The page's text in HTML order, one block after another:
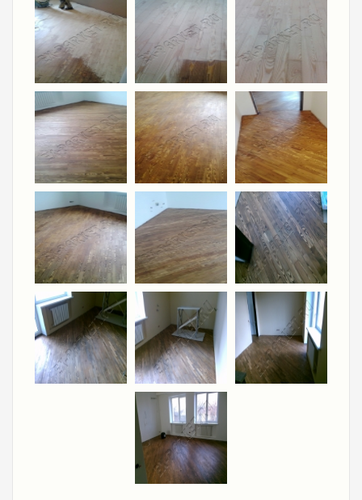
КОНТАКТЫ
ПОЛЕЗНОЕ